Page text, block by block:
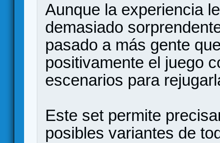
Aunque la experiencia
demasiado
pasado a más gente
positivamente el juego
escenarios para
Este set permite
posibles variantes de